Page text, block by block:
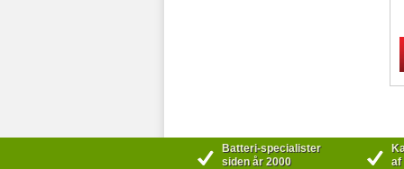
Batteri-specialister
siden år 2000
af